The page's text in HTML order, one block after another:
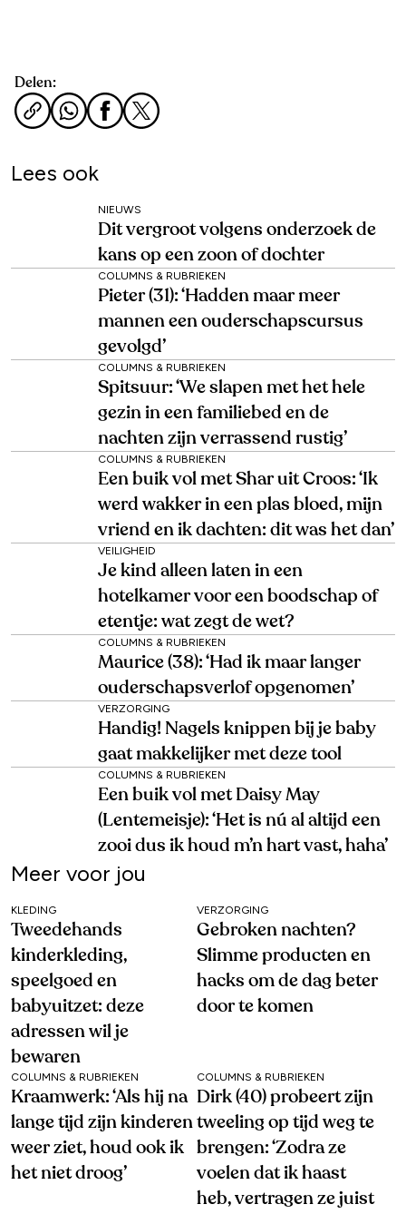
Delen:
Lees ook
NIEUWS
Dit vergroot volgens onderzoek de
kans op een zoon of dochter
COLUMNS & RUBRIEKEN
Pieter (31): ‘Hadden maar meer
mannen een ouderschapscursus
gevolgd’
COLUMNS & RUBRIEKEN
Spitsuur: ‘We slapen met het hele
gezin in een familiebed en de
nachten zijn verrassend rustig’
COLUMNS & RUBRIEKEN
Een buik vol met Shar uit Croos: ‘Ik
werd wakker in een plas bloed, mijn
vriend en ik dachten: dit was het dan’
VEILIGHEID
Je kind alleen laten in een
hotelkamer voor een boodschap of
etentje: wat zegt de wet?
COLUMNS & RUBRIEKEN
Maurice (38): ‘Had ik maar langer
ouderschapsverlof opgenomen’
VERZORGING
Handig! Nagels knippen bij je baby
gaat makkelijker met deze tool
COLUMNS & RUBRIEKEN
Een buik vol met Daisy May
(Lentemeisje): ‘Het is nú al altijd een
zooi dus ik houd m’n hart vast, haha’
Meer voor jou
KLEDING
Tweedehands
kinderkleding,
speelgoed en
babyuitzet: deze
adressen wil je
bewaren
VERZORGING
Gebroken nachten?
Slimme producten en
hacks om de dag beter
door te komen
COLUMNS & RUBRIEKEN
Kraamwerk: ‘Als hij na
lange tijd zijn kinderen
weer ziet, houd ook ik
het niet droog’
COLUMNS & RUBRIEKEN
Dirk (40) probeert zijn
tweeling op tijd weg te
brengen: ‘Zodra ze
voelen dat ik haast
heb, vertragen ze juist